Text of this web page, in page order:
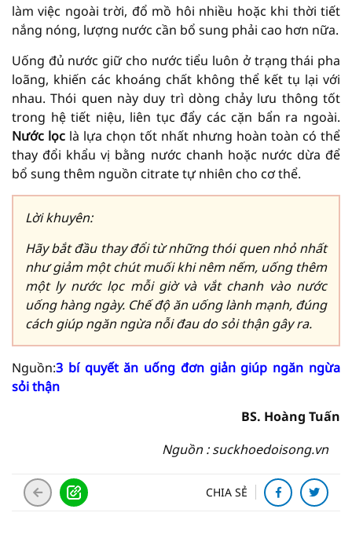
làm việc ngoài trời, đổ mồ hôi nhiều hoặc khi thời tiết
nắng nóng, lượng nước cần bổ sung phải cao hơn nữa.
Uống đủ nước giữ cho nước tiểu luôn ở trạng thái pha
loãng, khiến các khoáng chất không thể kết tụ lại với
nhau. Thói quen này duy trì dòng chảy lưu thông tốt
trong hệ tiết niệu, liên tục đẩy các cặn bẩn ra ngoài.
Nước lọc là lựa chọn tốt nhất nhưng hoàn toàn có thể
thay đổi khẩu vị bằng nước chanh hoặc nước dừa để
bổ sung thêm nguồn citrate tự nhiên cho cơ thể.
Lời khuyên:
Hãy bắt đầu thay đổi từ những thói quen nhỏ nhất
như giảm một chút muối khi nêm nếm, uống thêm
một ly nước lọc mỗi giờ và vắt chanh vào nước
uống hàng ngày. Chế độ ăn uống lành mạnh, đúng
cách giúp ngăn ngừa nỗi đau do sỏi thận gây ra.
Nguồn:3 bí quyết ăn uống đơn giản giúp ngăn ngừa
sỏi thận
BS. Hoàng Tuấn
Nguồn : suckhoedoisong.vn
CHIA SẺ